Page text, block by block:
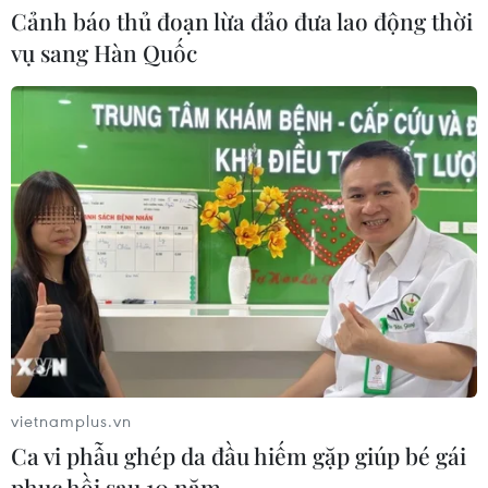
Iran ra điều kiện gì với Mỹ
trước khi mở lại Eo biển Hormuz?
03/08/2026 16:12
Iran tuyên bố chưa đạt đủ điều kiện
để mở lại eo biển Hormuz
03/08/2026 15:59
Làn sóng người Israel di cư ra nước
ngoài vẫn ở mức kỷ lục
03/08/2026 11:32
Cảnh báo thủ đoạn lừa đảo đưa lao động thời
vụ sang Hàn Quốc
vietnamplus.vn
Ca vi phẫu ghép da đầu hiếm gặp giúp bé gái